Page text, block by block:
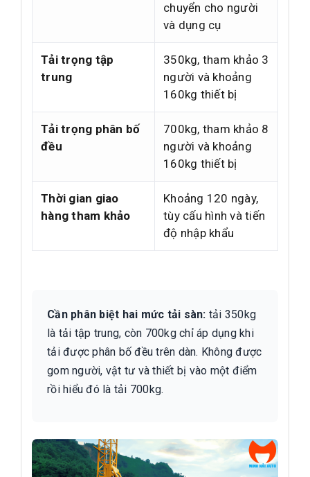
chuyển cho người
và dụng cụ
Tải trọng tập
trung
350kg, tham khảo 3
người và khoảng
160kg thiết bị
Tải trọng phân bố
đều
700kg, tham khảo 8
người và khoảng
160kg thiết bị
Thời gian giao
hàng tham khảo
Khoảng 120 ngày,
tùy cấu hình và tiến
độ nhập khẩu
Cần phân biệt hai mức tải sàn: tải 350kg
là tải tập trung, còn 700kg chỉ áp dụng khi
tải được phân bố đều trên dàn. Không được
gom người, vật tư và thiết bị vào một điểm
rồi hiểu đó là tải 700kg.